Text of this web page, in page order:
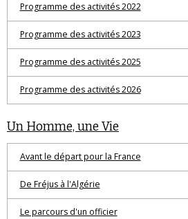
Programme des activités 2022
Programme des activités 2023
Programme des activités 2025
Programme des activités 2026
Un Homme, une Vie
Avant le départ pour la France
De Fréjus à l'Algérie
Le parcours d'un officier